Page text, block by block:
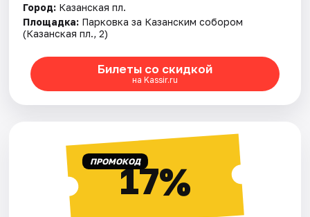
Город: Казанская пл.
Площадка: Парковка за Казанским собором
(Казанская пл., 2)
Билеты со скидкой
на Kassir.ru
ПРОМОКОД17%